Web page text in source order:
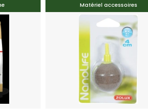
Matériel accessoires